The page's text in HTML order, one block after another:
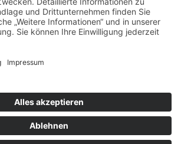
AUTOMOTIVE
SICH ERHOLEN
ZUM PRODUKT
© 2026 Topsleeper
Kontakt
Impressum